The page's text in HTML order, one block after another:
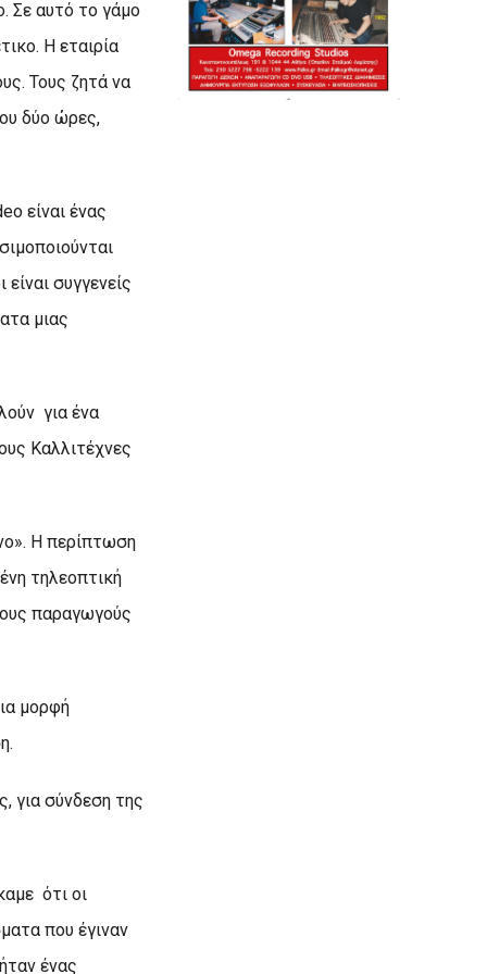
Σε αυτό το γάμο
Η εταιρία
Τους ζητά να
δύο ώρες,
είναι ένας
συγγενείς
μιας
για ένα
Καλλιτέχνες
Η περίπτωση
τηλεοπτική
παραγωγούς
μορφή
για σύνδεση της
ότι οι
που έγιναν
ένας